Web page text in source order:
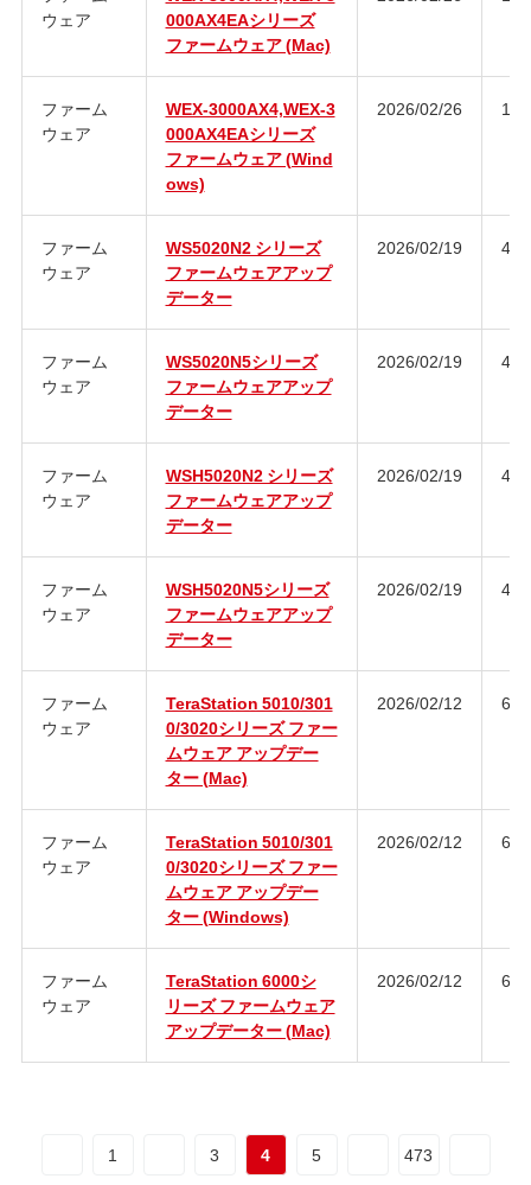
ウェア
000AX4EAシリーズ
ファームウェア (Mac)
ファーム
ウェア
WEX-3000AX4,WEX-3
000AX4EAシリーズ
ファームウェア (Wind
ows)
2026/02/26
ファーム
ウェア
WS5020N2 シリーズ
ファームウェアアップ
データー
2026/02/19
ファーム
ウェア
WS5020N5シリーズ
ファームウェアアップ
データー
2026/02/19
ファーム
ウェア
WSH5020N2 シリーズ
ファームウェアアップ
データー
2026/02/19
ファーム
ウェア
WSH5020N5シリーズ
ファームウェアアップ
データー
2026/02/19
ファーム
ウェア
TeraStation 5010/301
0/3020シリーズ ファー
ムウェア アップデー
ター (Mac)
2026/02/12
ファーム
ウェア
TeraStation 5010/301
0/3020シリーズ ファー
ムウェア アップデー
ター (Windows)
2026/02/12
ファーム
ウェア
TeraStation 6000シ
リーズ ファームウェア
アップデーター (Mac)
2026/02/12
1 3 4 5 473